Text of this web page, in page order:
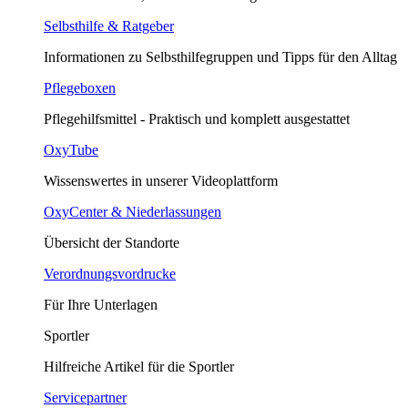
Selbsthilfe & Ratgeber
Informationen zu Selbsthilfegruppen und Tipps für den Alltag
Pflegeboxen
Pflegehilfsmittel - Praktisch und komplett ausgestattet
OxyTube
Wissenswertes in unserer Videoplattform
OxyCenter & Niederlassungen
Übersicht der Standorte
Verordnungsvordrucke
Für Ihre Unterlagen
Sportler
Hilfreiche Artikel für die Sportler
Servicepartner